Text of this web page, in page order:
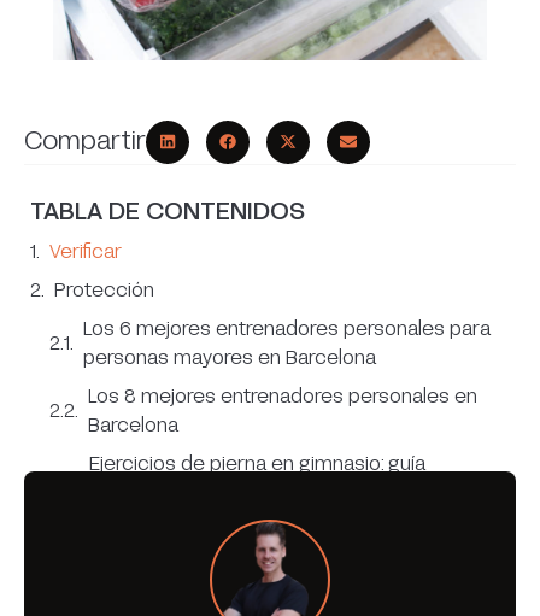
Compartir
TABLA DE CONTENIDOS
Verificar
Protección
Los 6 mejores entrenadores personales para
personas mayores en Barcelona
Los 8 mejores entrenadores personales en
Barcelona
Ejercicios de pierna en gimnasio: guía